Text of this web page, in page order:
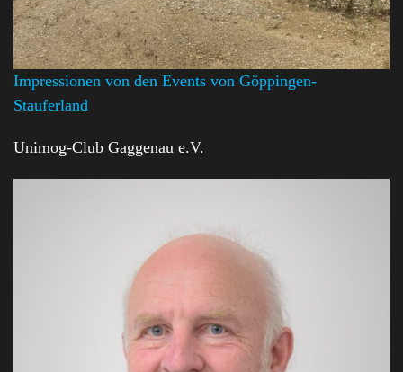
Impressionen von den Events von Göppingen-
Stauferland
Unimog-Club Gaggenau e.V.